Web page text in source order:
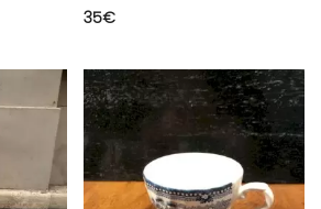
35€